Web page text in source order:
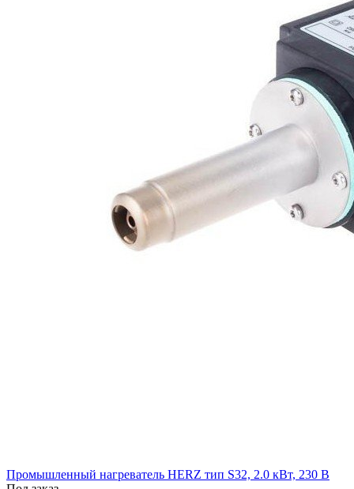
Промышленный нагреватель HERZ тип S32, 2.0 кВт, 230 В